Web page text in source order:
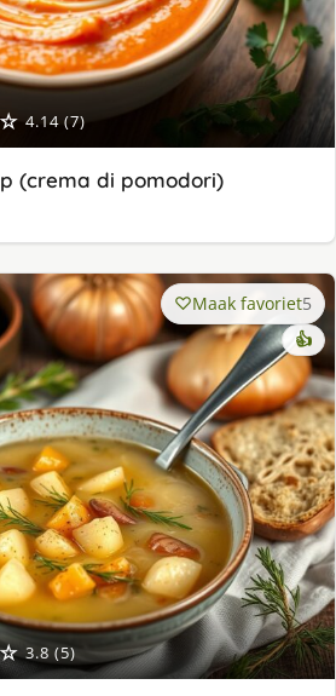
4.14 (7)
(crema di pomodori)
3.8 (5)
Maak favoriet5
👍